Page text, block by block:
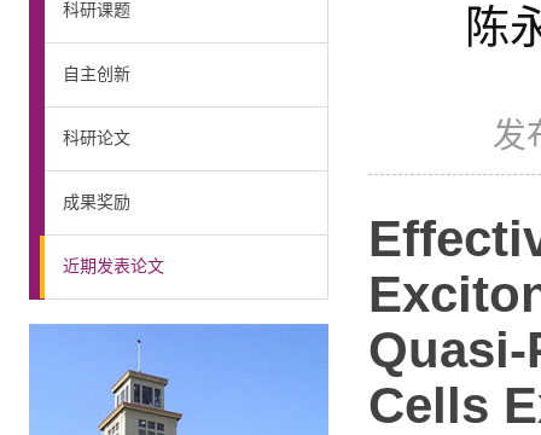
科研课题
自主创新
科研论文
成果奖励
近期发表论文
陈
发
Cells